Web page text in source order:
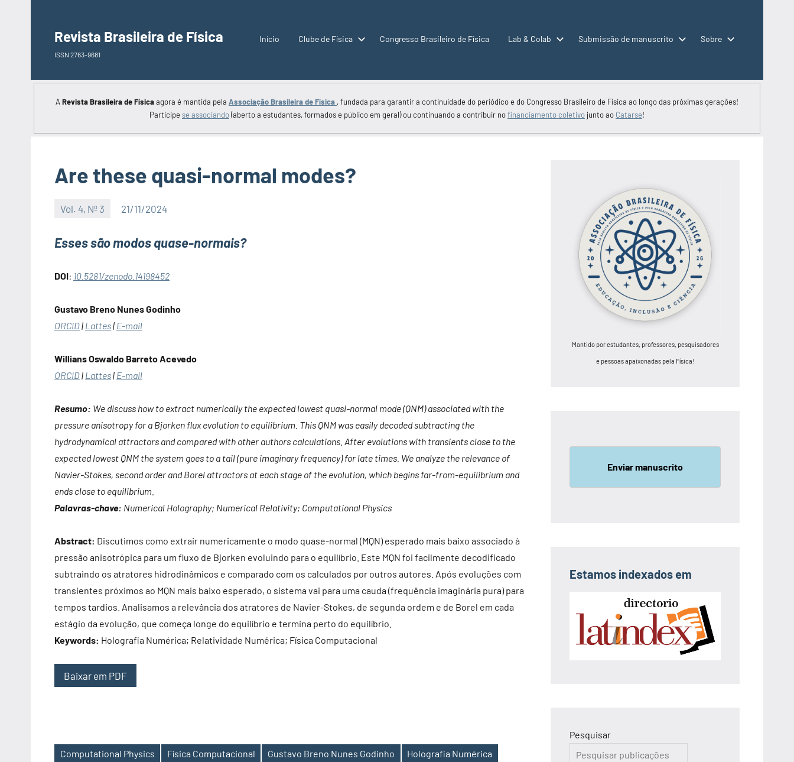
conteúdo
Revista Brasileira de Física
ISSN 2763-9681
Início Clube de Física Congresso Brasileiro de Física Lab & Colab Submissão de manuscrito Sobre
A Revista Brasileira de Físicaagora é mantida pela Associação Brasileira de Física , fundada para garantir a continuidade do periódico e do Congresso Brasileiro de Física ao longo das próximas gerações!
Participese associando(aberto a estudantes, formados e público em geral) ou continuando a contribuir nofinanciamento coletivo junto ao Catarse!
Are these quasi-normal modes?
Vol. 4, Nº 3 21/11/2024
Esses são modos quase-normais?
DOI: 10.5281/zenodo.14198452
Gustavo Breno Nunes Godinho
ORCID| Lattes| E-mail
Willians Oswaldo Barreto Acevedo
ORCID| Lattes| E-mail
Resumo: We discuss how to extract numerically the expected lowest quasi-normal mode (QNM) associated with the
pressure anisotropy for a Bjorken flux evolution to equilibrium. This QNM was easily decoded subtracting the
hydrodynamical attractors and compared with other authors calculations. After evolutions with transients close to the
expected lowest QNM the system goes to a tail (pure imaginary frequency) for late times. We analyze the relevance of
Navier-Stokes, second order and Borel attractors at each stage of the evolution, which begins far-from-equilibrium and
ends close to equilibrium.
Palavras-chave: Numerical Holography; Numerical Relativity; Computational Physics
Abstract: Discutimos como extrair numericamente o modo quase-normal (MQN) esperado mais baixo associado à
pressão anisotrópica para um fluxo de Bjorken evoluindo para o equilíbrio. Este MQN foi facilmente decodificado
subtraindo os atratores hidrodinâmicos e comparado com os calculados por outros autores. Após evoluções com
transientes próximos ao MQN mais baixo esperado, o sistema vai para uma cauda (frequência imaginária pura) para
tempos tardios. Analisamos a relevância dos atratores de Navier-Stokes, de segunda ordem e de Borel em cada
estágio da evolução, que começa longe do equilíbrio e termina perto do equilíbrio.
Keywords: Holografia Numérica; Relatividade Numérica; Física Computacional
Baixar em PDF
Computational Physics Física Computacional Gustavo Breno Nunes Godinho
Holografia Numérica
Mantido por estudantes, professores, pesquisadores
e pessoas apaixonadas pela Física!
Enviar manuscrito
Estamos indexados em
Pesquisar